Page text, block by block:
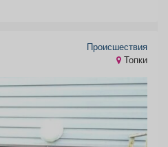
Происшествия
Топки